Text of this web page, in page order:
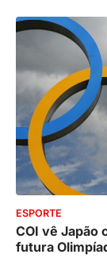
ESPORTE
COI vê Japão
futura